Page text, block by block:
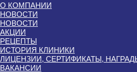
О КОМПАНИИ
НОВОСТИ
НОВОСТИ
АКЦИИ
РЕЦЕПТЫ
ИСТОРИЯ КЛИНИКИ
ЛИЦЕНЗИИ, СЕРТИФИКАТЫ,
ВАКАНСИИ